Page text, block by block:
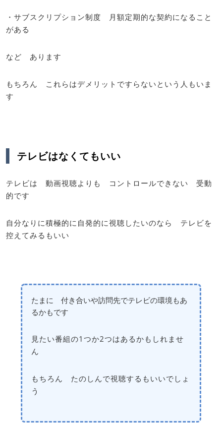
・サブスクリプション制度 月額定期的な契約になること
がある
など あります
もちろん これらはデメリットですらないという人もいま
す
テレビはなくてもいい
テレビは 動画視聴よりも コントロールできない 受動
的です
自分なりに積極的に自発的に視聴したいのなら テレビを
控えてみるもいい
たまに 付き合いや訪問先でテレビの環境もあ
るかもです
見たい番組の1つか2つはあるかもしれませ
ん
もちろん たのしんで視聴するもいいでしょ
う